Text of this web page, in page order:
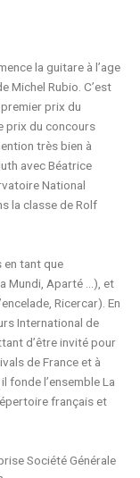
la guitare à l’age
Michel Rubio. C’est
prix du
prix du concours
très bien à
avec Béatrice
National
la classe de Rolf
en tant que
Mundi, Aparté …), et
Ricercar). En
International de
d’être invité pour
de France et à
fonde l’ensemble La
français et
Société Générale